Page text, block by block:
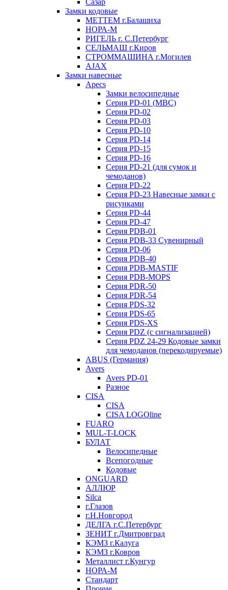
Сазар
Замки кодовые
МЕТТЕМ г.Балашиха
НОРА-М
РИГЕЛЬ г. С.Петербург
СЕЛЬМАШ г.Киров
СТРОММАШИНА г.Могилев
AJAX
Замки навесные
Apecs
Замки велосипедные
Серия PD-01 (МВС)
Серия PD-02
Серия PD-03
Серия PD-10
Серия PD-14
Серия PD-15
Серия PD-16
Серия PD-21 (для сумок и
чемоданов)
Серия PD-22
Серия PD-23 Навесные замки с
рисунками
Серия PD-44
Серия PD-47
Серия PDB-01
Серия PDB-33 Сувенирный
Серия PD-06
Серия PDB-40
Серия PDB-MASTIF
Серия PDB-MOPS
Серия PDR-50
Серия PDR-54
Серия PDS-32
Серия PDS-65
Серия PDS-XS
Серия PDZ (с сигнализацией)
Серия PDZ 24-29 Кодовые замки
для чемоданов (перекодируемые)
ABUS (Германия)
Avers
Avers PD-01
Разное
CISA
CISA
CISA LOGOline
FUARO
MUL-T-LOCK
БУЛАТ
Велосипедные
Всепогодные
Кодовые
ONGUARD
АЛЛЮР
Silca
г.Глазов
г.Н.Новгород
ДЕЛГА г.С.Петербург
ЗЕНИТ г.Дмитровград
КЭМЗ г.Калуга
КЭМЗ г.Ковров
Металлист г.Кунгур
НОРА-М
Стандарт